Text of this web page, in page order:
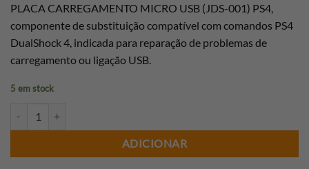
PLACA CARREGAMENTO MICRO USB (JDS-001) PS4,
componente de substituição compatível com comandos PS4
DualShock 4, indicada para reparação de problemas de
carregamento ou ligação USB.
5 em stock
ADICIONAR